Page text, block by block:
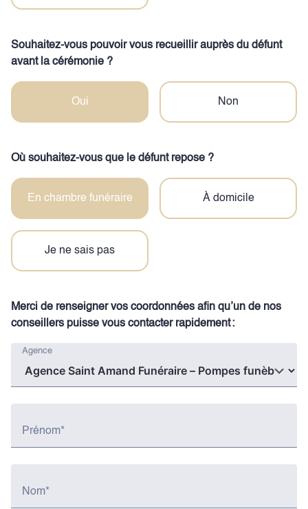
Souhaitez-vous pouvoir vous recueillir auprès du défunt
avant la cérémonie ?
Oui Non
Où souhaitez-vous que le défunt repose ?
En chambre funéraire À domicile
Je ne sais pas
Merci de renseigner vos coordonnées afin qu’un de nos
conseillers puisse vous contacter rapidement :
Agence
Prénom*
Nom*